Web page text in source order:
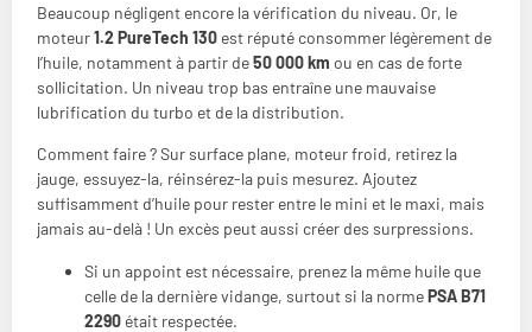
Beaucoup négligent encore la vérification du niveau. Or, le
moteur1.2 PureTech 130 est réputé consommer légèrement de
l’huile, notamment à partir de50 000 km ou en cas de forte
sollicitation. Un niveau trop bas entraîne une mauvaise
lubrification du turbo et de la distribution.
Comment faire ? Sur surface plane, moteur froid, retirez la
jauge, essuyez-la, réinsérez-la puis mesurez. Ajoutez
suffisamment d’huile pour rester entre le mini et le maxi, mais
jamais au-delà ! Un excès peut aussi créer des surpressions.
Si un appoint est nécessaire, prenez la même huile que
celle de la dernière vidange, surtout si la normePSA B71
2290 était respectée.